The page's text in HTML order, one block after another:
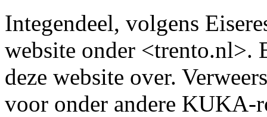
Integendeel, volgens
website onder <trento.nl>.
deze website over.
voor onder andere KUKA-